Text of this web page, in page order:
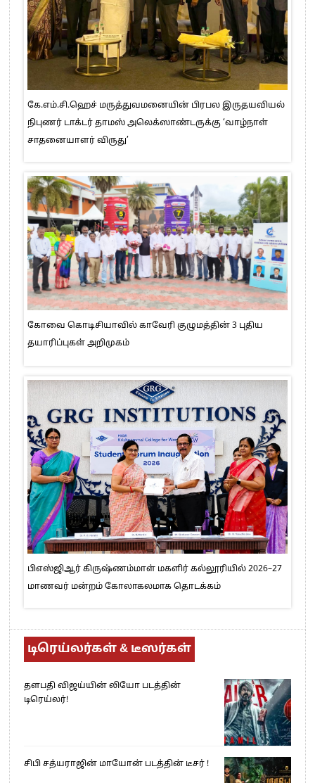
கே.எம்.சி.ஹெச் மருத்துவமனையின் பிரபல இருதயவியல்
நிபுணர் டாக்டர் தாமஸ் அலெக்ஸாண்டருக்கு ‘வாழ்நாள்
சாதனையாளர் விருது’
கோவை கொடிசியாவில் காவேரி குழுமத்தின் 3 புதிய
தயாரிப்புகள் அறிமுகம்
பிஎஸ்ஜிஆர் கிருஷ்ணம்மாள் மகளிர் கல்லூரியில் 2026–27
மாணவர் மன்றம் கோலாகலமாக தொடக்கம்
டிரெய்லர்கள் & டீஸர்கள்
தளபதி விஜய்யின் லியோ படத்தின்
டிரெய்லர்!
சிபி சத்யராஜின் மாயோன் படத்தின் டீசர் !